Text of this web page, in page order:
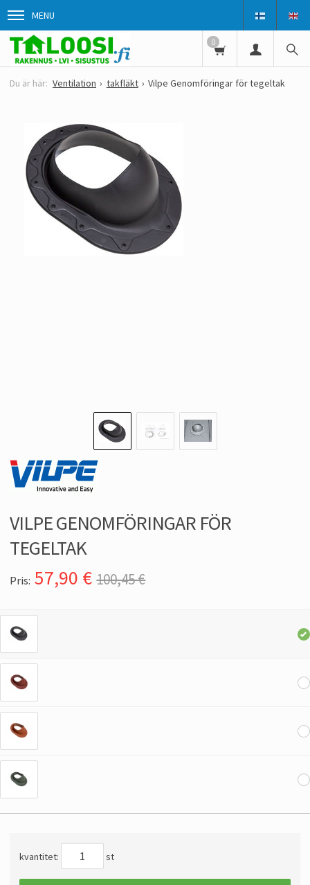
MENU
0
Ventilation takfläkt Vilpe Genomföringar för tegeltak
VILPE GENOMFÖRINGAR FÖR
TEGELTAK
Pris: 57,90 € 100,45 €
kvantitet: st